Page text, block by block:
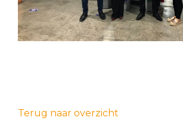
Terug naar overzicht